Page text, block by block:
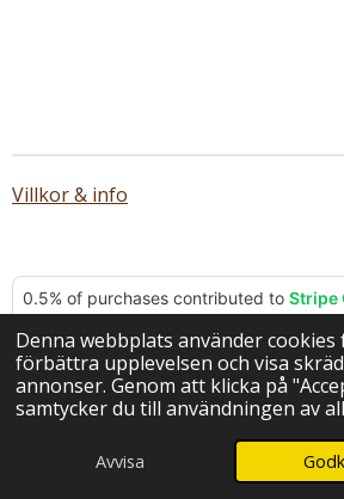
Denna webbplats använder
förbättra upplevelsen och visa
annonser. Genom att klicka på
samtycker du till användningen av
Avvisa
Villkor & info
© 2025 - 2026 BERNA hantverk
Drivs avWebador
Karta